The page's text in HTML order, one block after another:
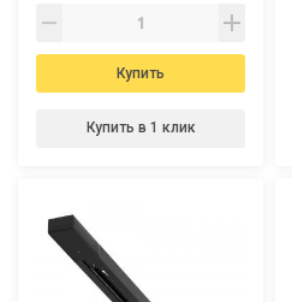
Купить
Купить в 1 клик